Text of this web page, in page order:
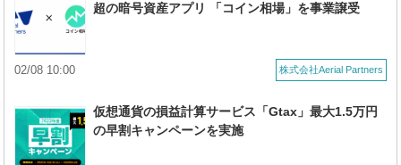
超の暗号資産アプリ 「コイン相場」を事業譲受
株式会社Aerial Partners
02/08 10:00
仮想通貨の損益計算サービス「Gtax」最大1.5万円
の早割キャンペーンを実施